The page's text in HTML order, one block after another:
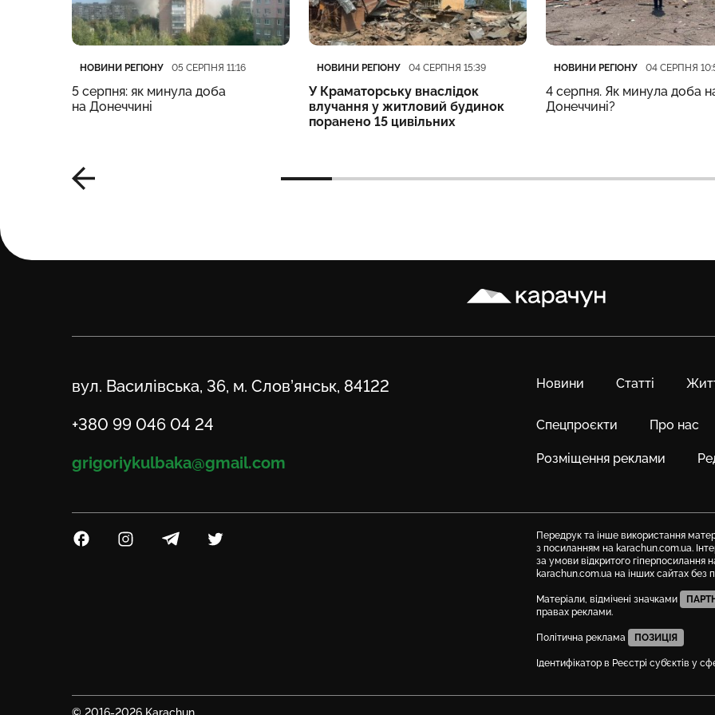
Категорія
НОВИНИ РЕГІОНУ
Дата публікації 05 СЕРПНЯ 11:16
5 серпня: як минула доба
на Донеччині
Категорія
НОВИНИ РЕГІОНУ
Дата публікації 04 СЕРПНЯ 15:39
У Краматорську внаслідок
влучання у житловий будинок
поранено 15 цивільних
Категорія
НОВИНИ РЕГІОНУ
Дата публікації 04 СЕРПНЯ
4 серпня. Як минула доба
Донеччині?
Карачун
Новини Статті
Спецпроєкти Про нас
Розміщення реклами
Адреса
вул. Василівська, 36, м. Слов’янськ, 84122
Телефон
+380 99 046 04 24
Email
grigoriykulbaka@gmail.com
Посилання на Facebook
Посилання на Instagram
Посилання на Telegram
Посилання на Twitter
Передрук та інше використання
з посиланням на karachun.com.ua.
за умови відкритого гіперпосилання
karachun.com.ua на інших сайтах без
Матеріали, відмічені значками
правах реклами.
Політична реклама ПОЗИЦІЯ
Ідентифікатор в Реєстрі суб’єктів у